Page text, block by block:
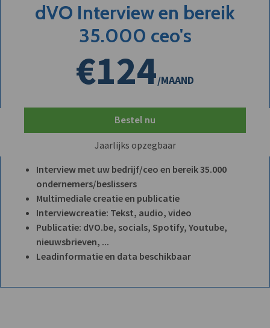
dVO Interview en bereik
35.000 ceo's
€124/MAAND
Bestel nu
Jaarlijks opzegbaar
Interview met uw bedrijf/ceo en bereik 35.000
ondernemers/beslissers
Multimediale creatie en publicatie
Interviewcreatie: Tekst, audio, video
Publicatie: dVO.be, socials, Spotify, Youtube,
nieuwsbrieven, ...
Leadinformatie en data beschikbaar